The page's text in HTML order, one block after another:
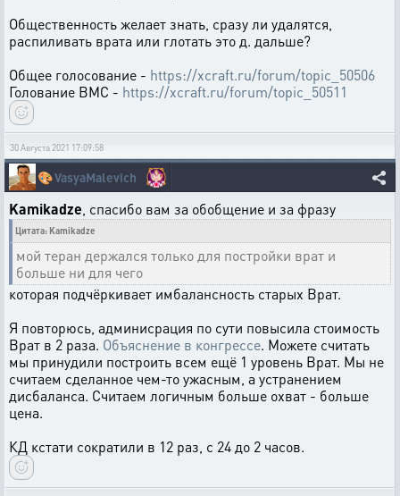
Общественность желает знать, сразу ли удалятся,
распиливать врата или глотать это д. дальше?
Общее голосование - https://xcraft.ru/forum/topic_50506
Голование ВМС - https://xcraft.ru/forum/topic_50511
30 Августа 2021 17:09:58
🎨VasyaMalevich
Kamikadze , спасибо вам за обобщение и за фразу
Цитата: Kamikadze
мой теран держался только для постройки врат и
больше ни для чего
которая подчёркивает имбалансность старых Врат.
Я повторюсь, админисрация по сути повысила стоимость
Врат в 2 раза. Объяснение в конгрессе. Можете считать
мы принудили построить всем ещё 1 уровень Врат. Мы не
считаем сделанное чем-то ужасным, а устранением
дисбаланса. Считаем логичным больше охват - больше
цена.
КД кстати сократили в 12 раз, с 24 до 2 часов.